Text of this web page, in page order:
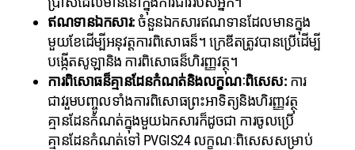
ឥណទានឯកសារ:ចំនួនឯកសារឥណទានដែលមានក្នុង
មួយខែដើម្បីអនុវត្តការពិសោធន៏។ ក្រេឌីតត្រូវបានប្រើដើម្បី
បង្កើតសូឡានិង ការពិសោធន៏ហិរញ្ញវត្ថុ។
ការពិសោធន៏គ្មានដែនកំណត់និងលក្ខណៈពិសេស: ការ
ជាវរួមបញ្ចូលទាំងការពិសោធព្រះអាទិត្យនិងហិរញ្ញវត្ថុ
គ្មានដែនកំណត់ក្នុងមួយឯកសារក៏ដូចជា ការចូលប្រើ
គ្មានដែនកំណត់ទៅ PVGIS24 លក្ខណៈពិសេសសម្រាប់